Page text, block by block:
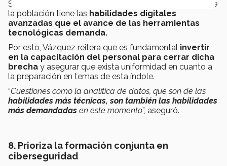
Según Bravo y Vázquez, solo un pequeño porcentaje de
la población tiene las habilidades digitales
avanzadas que el avance de las herramientas
tecnológicas demanda.
Por esto, Vázquez reitera que es fundamental invertir
en la capacitación del personal para cerrar dicha
brecha y asegurar que exista uniformidad en cuanto a
la preparación en temas de esta índole.
“Cuestiones como la analítica de datos, que son de las
habilidades más técnicas, son también las habilidades
más demandadas en este momento”, aseguró.
8. Prioriza la formación conjunta en
ciberseguridad